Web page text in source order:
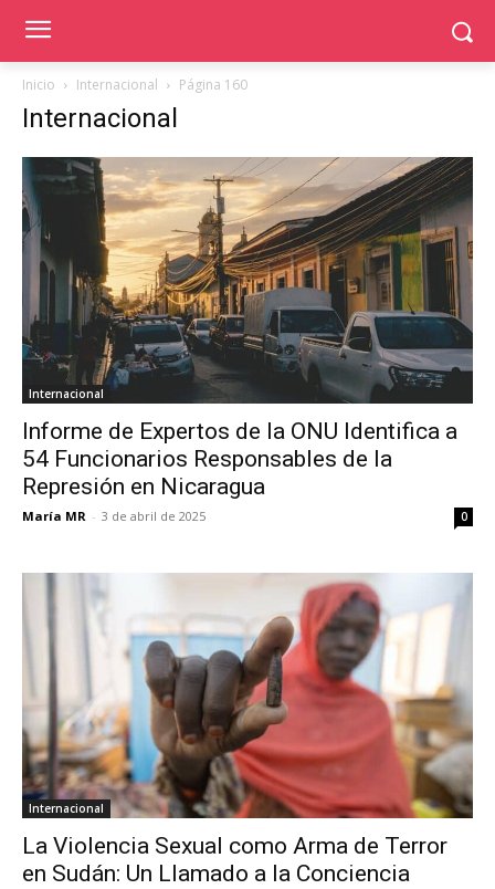
Inicio Internacional Página 160
Internacional
Internacional
Informe de Expertos de la ONU Identifica a
54 Funcionarios Responsables de la
Represión en Nicaragua
María MR - 3 de abril de 2025 0
Internacional
La Violencia Sexual como Arma de Terror
en Sudán: Un Llamado a la Conciencia